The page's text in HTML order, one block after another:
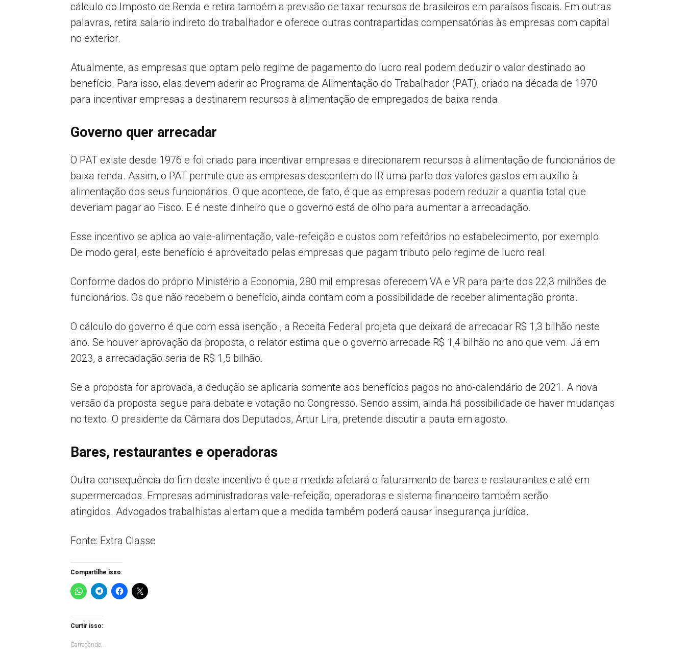
cálculo do Imposto de Renda e retira também a previsão de taxar recursos de brasileiros em paraísos fiscais. Em outras
palavras, retira salario indireto do trabalhador e oferece outras contrapartidas compensatórias às empresas com capital
no exterior.
Atualmente, as empresas que optam pelo regime de pagamento do lucro real podem deduzir o valor destinado ao
benefício. Para isso, elas devem aderir ao Programa de Alimentação do Trabalhador (PAT), criado na década de 1970
para incentivar empresas a destinarem recursos à alimentação de empregados de baixa renda.
Governo quer arrecadar
O PAT existe desde 1976 e foi criado para incentivar empresas e direcionarem recursos à alimentação de funcionários de
baixa renda. Assim, o PAT permite que as empresas descontem do IR uma parte dos valores gastos em auxílio à
alimentação dos seus funcionários. O que acontece, de fato, é que as empresas podem reduzir a quantia total que
deveriam pagar ao Fisco. E é neste dinheiro que o governo está de olho para aumentar a arrecadação.
Esse incentivo se aplica ao vale-alimentação, vale-refeição e custos com refeitórios no estabelecimento, por exemplo.
De modo geral, este benefício é aproveitado pelas empresas que pagam tributo pelo regime de lucro real.
Conforme dados do próprio Ministério a Economia, 280 mil empresas oferecem VA e VR para parte dos 22,3 milhões de
funcionários. Os que não recebem o benefício, ainda contam com a possibilidade de receber alimentação pronta.
O cálculo do governo é que com essa isenção , a Receita Federal projeta que deixará de arrecadar R$ 1,3 bilhão neste
ano. Se houver aprovação da proposta, o relator estima que o governo arrecade R$ 1,4 bilhão no ano que vem. Já em
2023, a arrecadação seria de R$ 1,5 bilhão.
Se a proposta for aprovada, a dedução se aplicaria somente aos benefícios pagos no ano-calendário de 2021. A nova
versão da proposta segue para debate e votação no Congresso. Sendo assim, ainda há possibilidade de haver mudanças
no texto. O presidente da Câmara dos Deputados, Artur Lira, pretende discutir a pauta em agosto.
Bares, restaurantes e operadoras
Outra consequência do fim deste incentivo é que a medida afetará o faturamento de bares e restaurantes e até em
supermercados. Empresas administradoras vale-refeição, operadoras e sistema financeiro também serão
atingidos. Advogados trabalhistas alertam que a medida também poderá causar insegurança jurídica.
Fonte: Extra Classe
Compartilhe isso:
Curtir isso:
Carregando...